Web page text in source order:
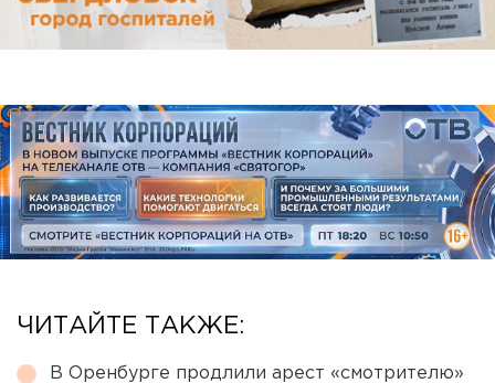
ЧИТАЙТЕ ТАКЖЕ:
В Оренбурге продлили арест «смотрителю»